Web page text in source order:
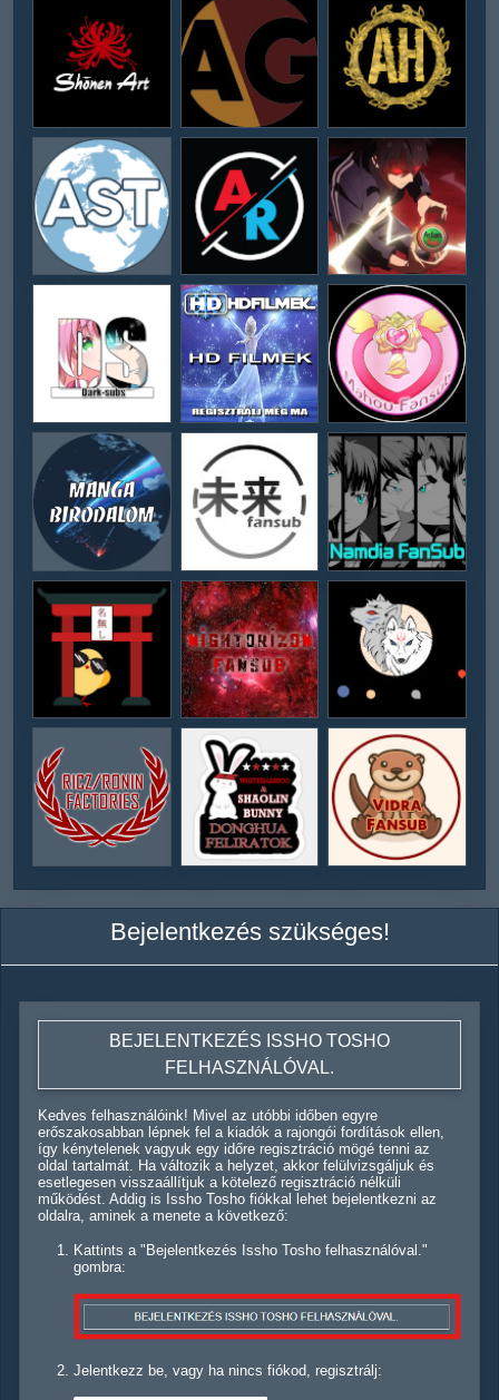
Bejelentkezés szükséges!
BEJELENTKEZÉS ISSHO TOSHO
FELHASZNÁLÓVAL.
Kedves felhasználóink! Mivel az utóbbi időben egyre
erőszakosabban lépnek fel a kiadók a rajongói fordítások ellen,
így kénytelenek vagyuk egy időre regisztráció mögé tenni az
oldal tartalmát. Ha változik a helyzet, akkor felülvizsgáljuk és
esetlegesen visszaállítjuk a kötelező regisztráció nélküli
működést. Addig is Issho Tosho fiókkal lehet bejelentkezni az
oldalra, aminek a menete a következő:
Kattints a "Bejelentkezés Issho Tosho felhasználóval."
gombra:
Jelentkezz be, vagy ha nincs fiókod, regisztrálj: